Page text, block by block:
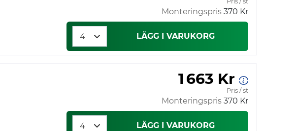
Monteringspris 370 Kr
LÄGG I VARUKORG
1 663 Kr
Pris / st
Monteringspris 370 Kr
LÄGG I VARUKORG